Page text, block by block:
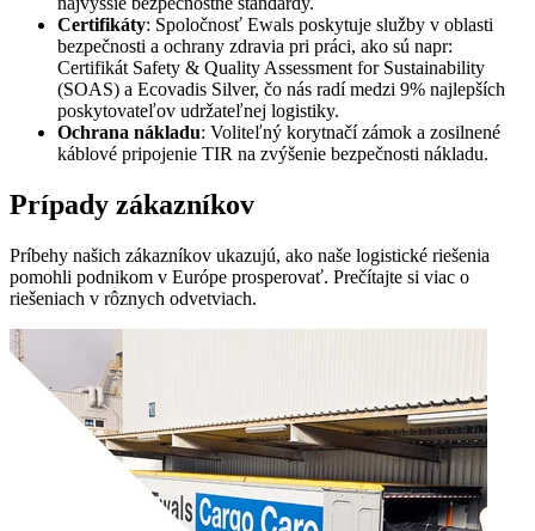
Certifikáty: Spoločnosť Ewals poskytuje služby v oblasti
bezpečnosti a ochrany zdravia pri práci, ako sú napr:
Certifikát Safety & Quality Assessment for Sustainability
(SOAS) a Ecovadis Silver, čo nás radí medzi 9% najlepších
poskytovateľov udržateľnej logistiky.
Ochrana nákladu: Voliteľný korytnačí zámok a zosilnené
káblové pripojenie TIR na zvýšenie bezpečnosti nákladu.
Prípady zákazníkov
Príbehy našich zákazníkov ukazujú, ako naše logistické riešenia
pomohli podnikom v Európe prosperovať. Prečítajte si viac o
riešeniach v rôznych odvetviach.